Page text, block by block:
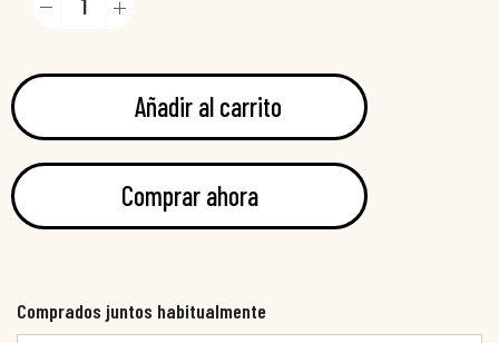
Añadir al carrito
Comprar ahora
Comprados juntos habitualmente